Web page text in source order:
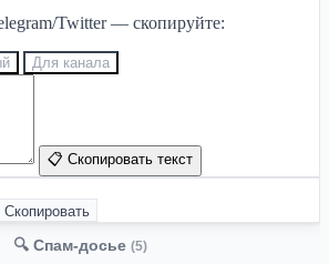
Twitter — скопируйте:
Для канала
📋 Скопировать текст
Скопировать
🔍 Спам-досье (5)